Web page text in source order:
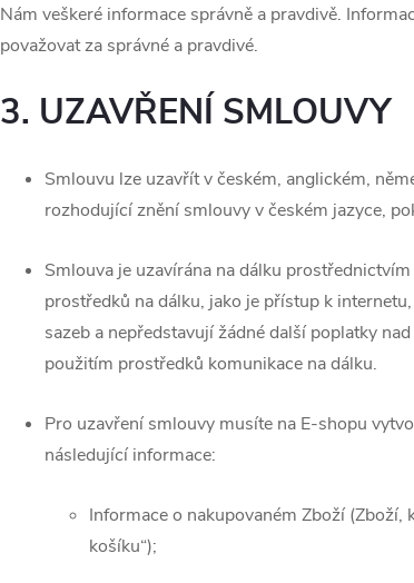
Nám veškeré informace správně a pravdivě.
považovat za správné a pravdivé.
3. UZAVŘENÍ SMLOUVY
Smlouvu lze uzavřít v českém, anglickém,
rozhodující znění smlouvy v českém jazyce,
Smlouva je uzavírána na dálku
prostředků na dálku, jako je přístup k
sazeb a nepředstavují žádné další poplatky
použitím prostředků komunikace na dálku.
Pro uzavření smlouvy musíte na E-shopu
následující informace:
Informace o nakupovaném Zboží
košíku“);